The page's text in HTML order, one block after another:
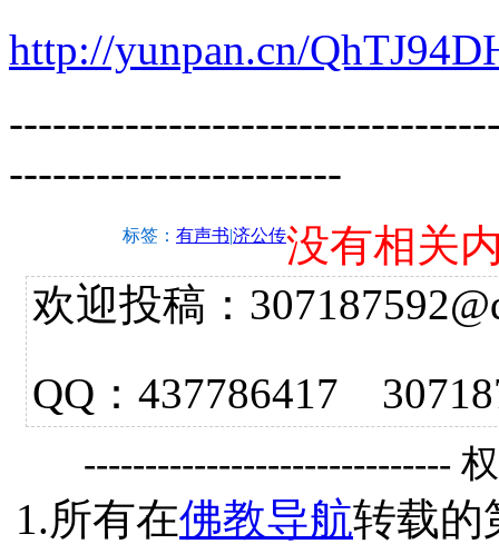
http://yunpan.cn/
-----------------------
标签： 有声书|济公传没有相关
欢迎投稿：
QQ：437786417
------------------------------
1.所有在佛教导航转载的